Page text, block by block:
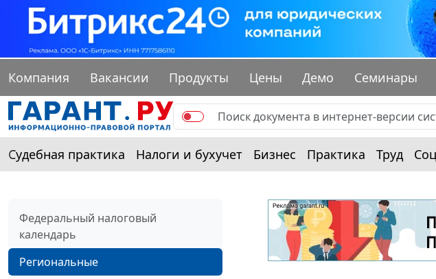
Компания Вакансии Продукты Цены Демо Семинары
Судебная практика Налоги и бухучет Бизнес Практика Труд
Федеральный налоговый
календарь
Региональные